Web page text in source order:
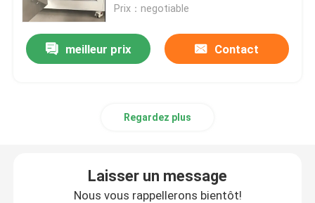
optique
Prix：negotiable
meilleur prix Contact
Regardez plus
Laisser un message
Nous vous rappellerons bientôt!